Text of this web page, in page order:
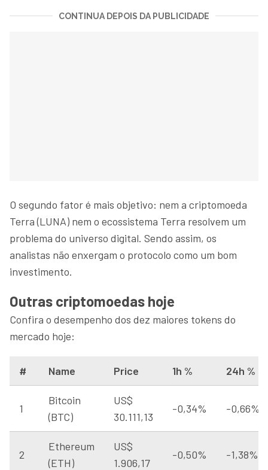
CONTINUA DEPOIS DA PUBLICIDADE
O segundo fator é mais objetivo: nem a criptomoeda
Terra (LUNA) nem o ecossistema Terra resolvem um
problema do universo digital. Sendo assim, os
analistas não enxergam o protocolo como um bom
investimento.
Outras criptomoedas hoje
Confira o desempenho dos dez maiores tokens do
mercado hoje:
# Name Price 1h % 24h %
1
Bitcoin
(BTC)
US$
30.111,13
-0,34% -0,66%
2
Ethereum
(ETH)
US$
1.906,17
-0,50% -1,38%